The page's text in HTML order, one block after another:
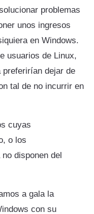
problemas
unos ingresos
en Windows.
usuarios de Linux,
preferirían dejar de
tal de no incurrir en
cuyas
o los
disponen del
a gala la
con su